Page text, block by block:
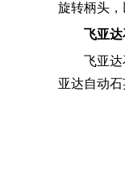
旋转柄头，
飞亚
飞亚
亚达自动